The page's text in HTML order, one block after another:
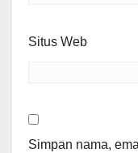
Situs Web
Simpan nama,